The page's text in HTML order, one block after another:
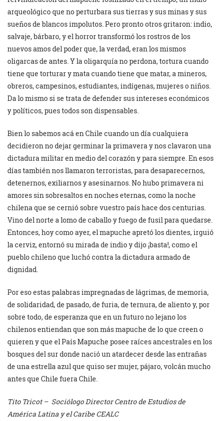
arqueológico que no perturbara sus tierras y sus minas y sus
sueños de blancos impolutos. Pero pronto otros gritaron: indio,
salvaje, bárbaro, y el horror transformó los rostros de los
nuevos amos del poder que, la verdad, eran los mismos
oligarcas de antes. Y la oligarquía no perdona, tortura cuando
tiene que torturar y mata cuando tiene que matar, a mineros,
obreros, campesinos, estudiantes, indígenas, mujeres o niños.
Da lo mismo si se trata de defender sus intereses económicos
y políticos, pues todos son dispensables.
Bien lo sabemos acá en Chile cuando un día cualquiera
decidieron no dejar germinar la primavera y nos clavaron una
dictadura militar en medio del corazón y para siempre. En esos
días también nos llamaron terroristas, para desaparecernos,
detenernos, exiliarnos y asesinarnos. No hubo primavera ni
amores sin sobresaltos en noches eternas, como la noche
chilena que se cernió sobre vuestro país hace dos centurias.
Vino del norte a lomo de caballo y fuego de fusil para quedarse.
Entonces, hoy como ayer, el mapuche apretó los dientes, irguió
la cerviz, entornó su mirada de indio y dijo ¡basta!, como el
pueblo chileno que luchó contra la dictadura armado de
dignidad.
Por eso estas palabras impregnadas de lágrimas, de memoria,
de solidaridad, de pasado, de furia, de ternura, de aliento y, por
sobre todo, de esperanza que en un futuro no lejano los
chilenos entiendan que son más mapuche de lo que creen o
quieren y que el País Mapuche posee raíces ancestrales en los
bosques del sur donde nació un atardecer desde las entrañas
de una estrella azul que quiso ser mujer, pájaro, volcán mucho
antes que Chile fuera Chile.
Tito Tricot – Sociólogo Director Centro de Estudios de
América Latina y el Caribe CEALC